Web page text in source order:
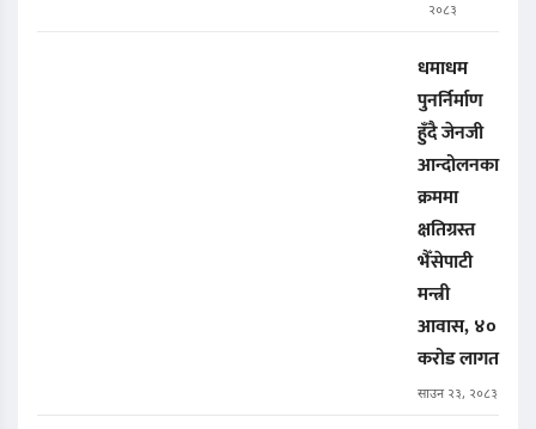
२०८३
धमाधम
पुनर्निर्माण
हुँदै जेनजी
आन्दोलनका
क्रममा
क्षतिग्रस्त
भैँसेपाटी
मन्त्री
आवास, ४०
करोड लागत
साउन २३, २०८३